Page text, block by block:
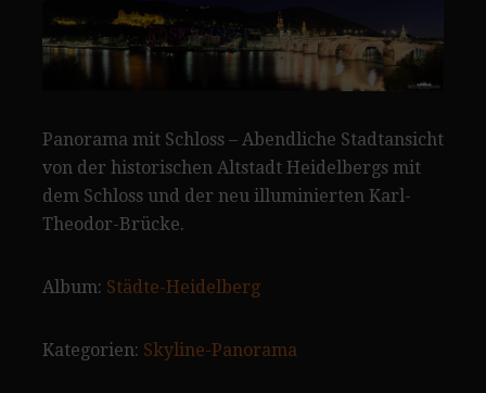
Panorama mit Schloss – Abendliche Stadtansicht
von der historischen Altstadt Heidelbergs mit
dem Schloss und der neu illuminierten Karl-
Theodor-Brücke.
Album: Städte-Heidelberg
Kategorien: Skyline-Panorama